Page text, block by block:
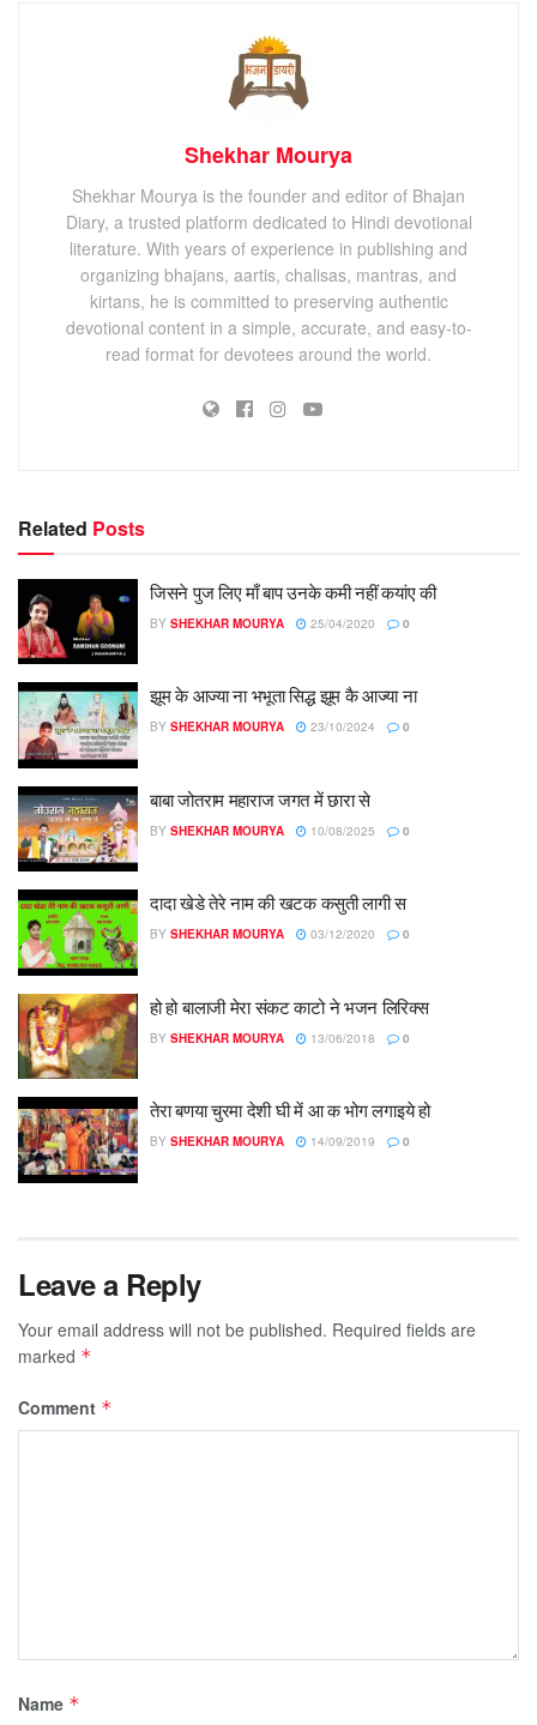
Shekhar Mourya
Shekhar Mourya is the founder and editor of Bhajan
Diary, a trusted platform dedicated to Hindi devotional
literature. With years of experience in publishing and
organizing bhajans, aartis, chalisas, mantras, and
kirtans, he is committed to preserving authentic
devotional content in a simple, accurate, and easy-to-
read format for devotees around the world.
Related Posts
जिसने पुज लिए माँ बाप उनके कमी नहीं कयांए की
BY SHEKHAR MOURYA 25/04/2020 0
झूम के आज्या ना भभूता सिद्ध झूम कै आज्या ना
BY SHEKHAR MOURYA 23/10/2024 0
बाबा जोतराम महाराज जगत में छारा से
BY SHEKHAR MOURYA 10/08/2025 0
दादा खेडे तेरे नाम की खटक कसुती लागी स
BY SHEKHAR MOURYA 03/12/2020 0
हो हो बालाजी मेरा संकट काटो ने भजन लिरिक्स
BY SHEKHAR MOURYA 13/06/2018 0
तेरा बणया चुरमा देशी घी में आ क भोग लगाइये हो
BY SHEKHAR MOURYA 14/09/2019 0
Leave a Reply
Your email address will not be published. Required fields are
marked *
Comment *
Name *